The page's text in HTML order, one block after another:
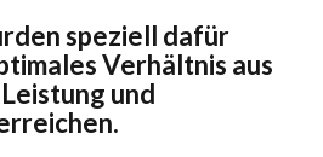
speziell dafür
Verhältnis aus
und